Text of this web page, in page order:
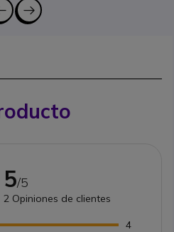
5/5
2 Opiniones de clientes
4